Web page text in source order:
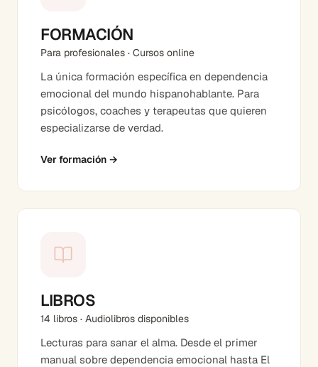
FORMACIÓN
Para profesionales · Cursos online
La única formación específica en dependencia
emocional del mundo hispanohablante. Para
psicólogos, coaches y terapeutas que quieren
especializarse de verdad.
Ver formación →
LIBROS
14 libros · Audiolibros disponibles
Lecturas para sanar el alma. Desde el primer
manual sobre dependencia emocional hasta El